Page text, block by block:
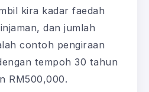
kira kadar faedah
dan jumlah
contoh pengiraan
tempoh 30 tahun
RM500,000.